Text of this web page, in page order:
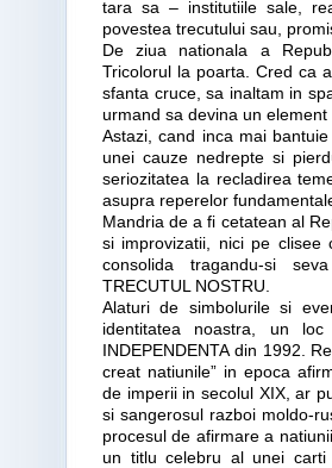
tara sa – institutiile sale,
povestea trecutului sau,
De ziua nationala a
Tricolorul la poarta. Cred ca
sfanta cruce, sa inaltam in
urmand sa devina un
Astazi, cand inca mai
unei cauze nedrepte si
seriozitatea la recladirea
asupra reperelor
Mandria de a fi cetatean al
si improvizatii, nici pe clisee
consolida tragandu-si
TRECUTUL NOSTRU.
Alaturi de simbolurile si
identitatea noastra, un
INDEPENDENTA din 1992.
creat natiunile” in epoca
de imperii in secolul XIX, ar
si sangerosul razboi moldo-
procesul de afirmare a
un titlu celebru al unei carti